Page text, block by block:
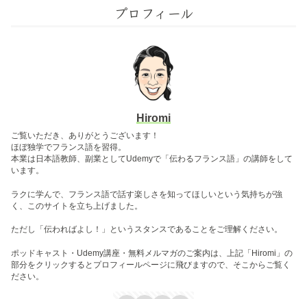
プロフィール
Hiromi
ご覧いただき、ありがとうございます！
ほぼ独学でフランス語を習得。
本業は日本語教師、副業としてUdemyで「伝わるフランス語」の講師をして
います。
ラクに学んで、フランス語で話す楽しさを知ってほしいという気持ちが強
く、このサイトを立ち上げました。
ただし「伝わればよし！」というスタンスであることをご理解ください。
ポッドキャスト・Udemy講座・無料メルマガのご案内は、上記「Hiromi」の
部分をクリックするとプロフィールページに飛びますので、そこからご覧く
ださい。